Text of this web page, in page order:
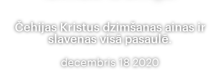
Čehijas Kristus dzimšanas ainas ir
slavenas visā pasaulē.
decembris 18 2020